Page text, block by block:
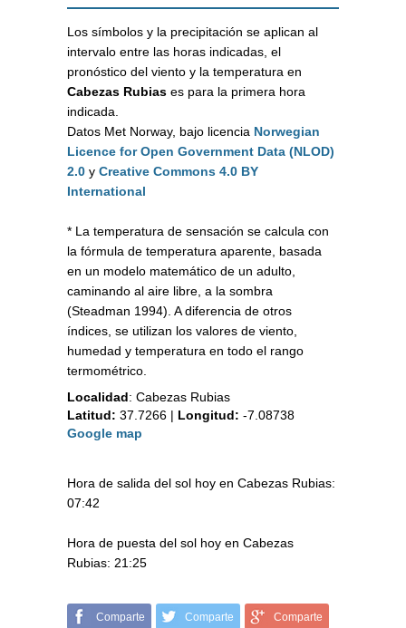
Los símbolos y la precipitación se aplican al
intervalo entre las horas indicadas, el
pronóstico del viento y la temperatura en
Cabezas Rubias es para la primera hora
indicada.
Datos Met Norway, bajo licencia Norwegian
Licence for Open Government Data (NLOD)
2.0 y Creative Commons 4.0 BY
International
* La temperatura de sensación se calcula con
la fórmula de temperatura aparente, basada
en un modelo matemático de un adulto,
caminando al aire libre, a la sombra
(Steadman 1994). A diferencia de otros
índices, se utilizan los valores de viento,
humedad y temperatura en todo el rango
termométrico.
Localidad: Cabezas Rubias
Latitud: 37.7266 | Longitud: -7.08738
Google map
Hora de salida del sol hoy en Cabezas Rubias:
07:42
Hora de puesta del sol hoy en Cabezas
Rubias: 21:25
Comparte Comparte Comparte